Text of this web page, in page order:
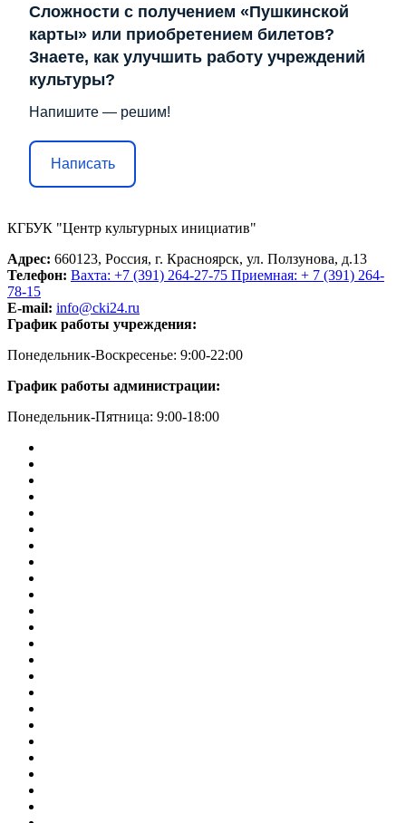
Сложности с получением «Пушкинской
карты» или приобретением билетов?
Знаете, как улучшить работу учреждений
культуры?
Напишите — решим!
Написать
КГБУК "Центр культурных инициатив"
Адрес: 660123, Россия, г. Красноярск, ул. Ползунова, д.13
Телефон: Вахта: +7 (391) 264-27-75 Приемная: + 7 (391) 264-
78-15
E-mail: info@cki24.ru
График работы учреждения:
Понедельник-Воскресенье: 9:00-22:00
График работы администрации:
Понедельник-Пятница: 9:00-18:00